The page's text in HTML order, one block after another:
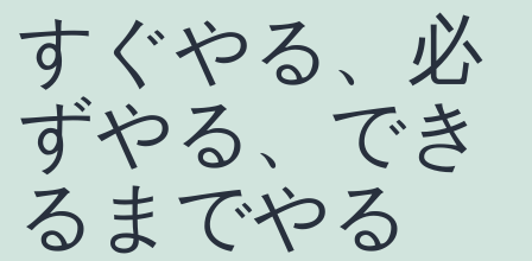
すぐやる、必
ずやる、でき
るまでやる